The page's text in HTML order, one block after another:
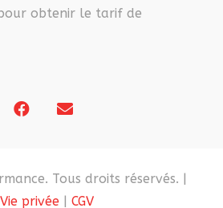
obtenir le tarif de
Tous droits réservés. |
Vie privée | CGV